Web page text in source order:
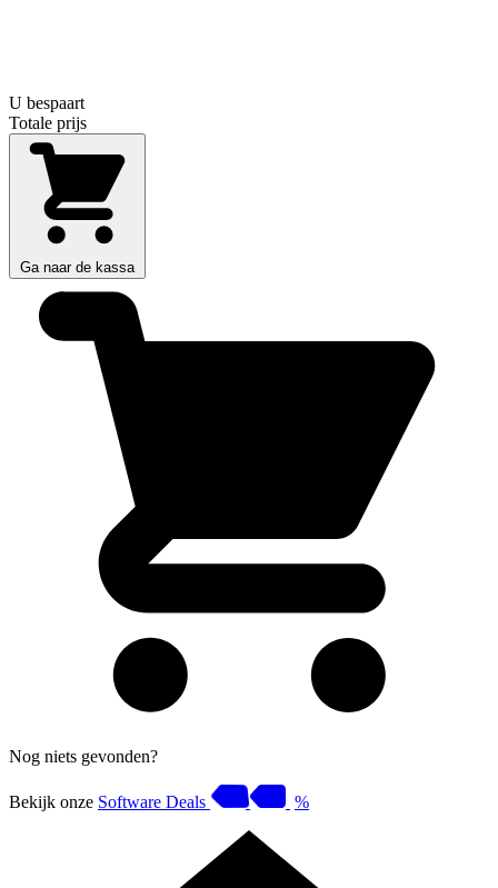
U bespaart
Totale prijs
Ga naar de kassa
Nog niets gevonden?
Bekijk onze Software Deals %